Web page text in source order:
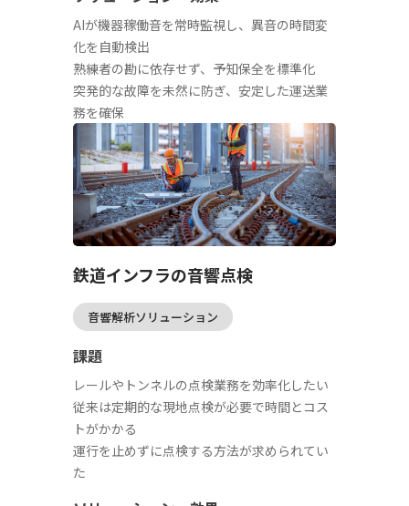
AIが機器稼働音を常時監視し、異音の時間変
化を自動検出
熟練者の勘に依存せず、予知保全を標準化
突発的な故障を未然に防ぎ、安定した運送業
務を確保
鉄道インフラの音響点検
音響解析ソリューション
課題
レールやトンネルの点検業務を効率化したい
従来は定期的な現地点検が必要で時間とコス
トがかかる
運行を止めずに点検する方法が求められてい
た